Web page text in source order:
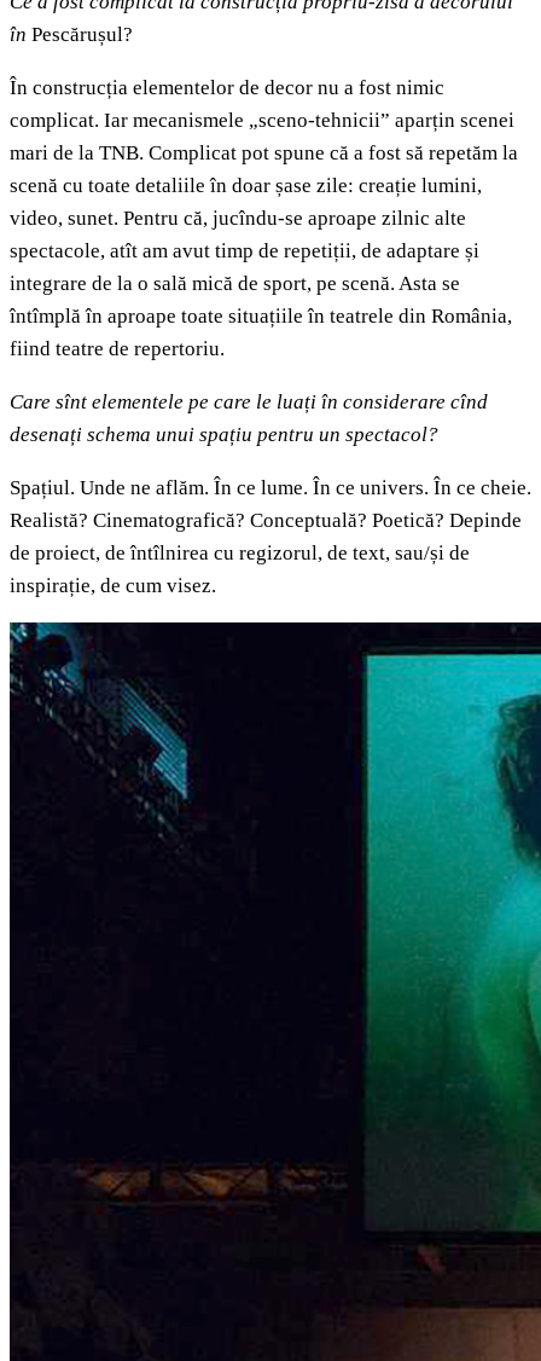
în Pescărușul?
În construcția elementelor de decor nu a fost nimic
complicat. Iar mecanismele „sceno-tehnicii” aparțin scenei
mari de la TNB. Complicat pot spune că a fost să repetăm la
scenă cu toate detaliile în doar șase zile: creație lumini,
video, sunet. Pentru că, jucîndu-se aproape zilnic alte
spectacole, atît am avut timp de repetiții, de adaptare și
integrare de la o sală mică de sport, pe scenă. Asta se
întîmplă în aproape toate situațiile în teatrele din România,
fiind teatre de repertoriu.
Care sînt elementele pe care le luați în considerare cînd
desenați schema unui spațiu pentru un spectacol?
Spațiul. Unde ne aflăm. În ce lume. În ce univers. În ce cheie.
Realistă? Cinematografică? Conceptuală? Poetică? Depinde
de proiect, de întîlnirea cu regizorul, de text, sau/și de
inspirație, de cum visez.